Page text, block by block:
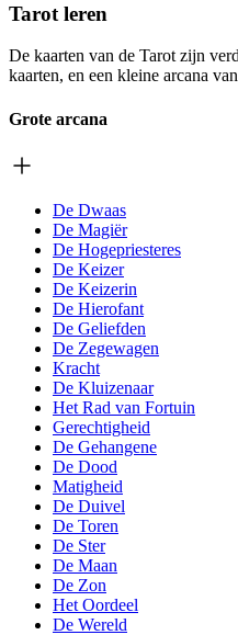
Tarot leren
De kaarten van de Tarot zijn
kaarten, en een kleine arcana
Grote arcana
De Dwaas
De Magiër
De Hogepriesteres
De Keizer
De Keizerin
De Hierofant
De Geliefden
De Zegewagen
Kracht
De Kluizenaar
Het Rad van Fortuin
Gerechtigheid
De Gehangene
De Dood
Matigheid
De Duivel
De Toren
De Ster
De Maan
De Zon
Het Oordeel
De Wereld